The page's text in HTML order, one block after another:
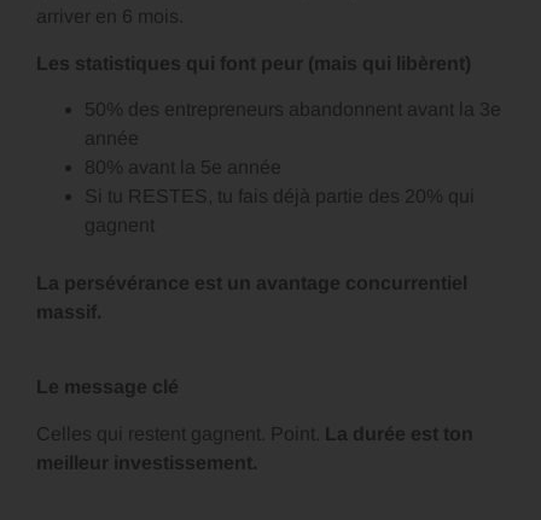
arriver en 6 mois.
Les statistiques qui font peur (mais qui libèrent)
50% des entrepreneurs abandonnent avant la 3e
année
80% avant la 5e année
Si tu RESTES, tu fais déjà partie des 20% qui
gagnent
La persévérance est un avantage concurrentiel
massif.
Le message clé
Celles qui restent gagnent. Point. La durée est ton
meilleur investissement.